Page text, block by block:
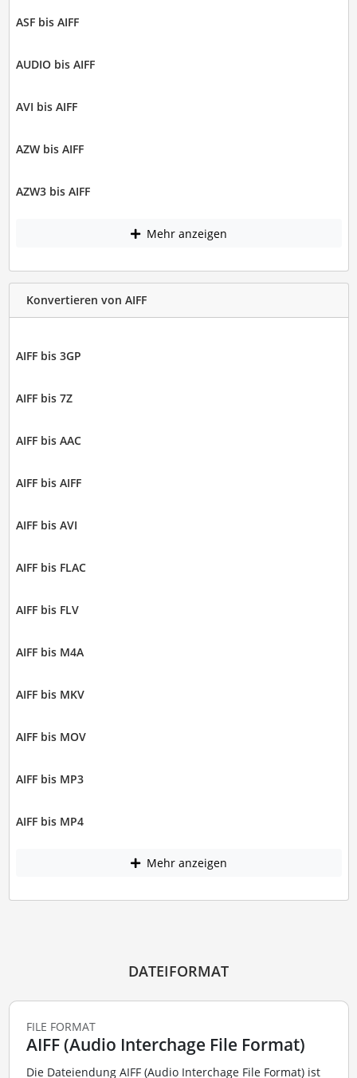
ASF bis AIFF
AUDIO bis AIFF
AVI bis AIFF
AZW bis AIFF
AZW3 bis AIFF
Mehr anzeigen
Konvertieren von AIFF
AIFF bis 3GP
AIFF bis 7Z
AIFF bis AAC
AIFF bis AIFF
AIFF bis AVI
AIFF bis FLAC
AIFF bis FLV
AIFF bis M4A
AIFF bis MKV
AIFF bis MOV
AIFF bis MP3
AIFF bis MP4
Mehr anzeigen
DATEIFORMAT
FILE FORMAT
AIFF (Audio Interchage File Format)
Die Dateiendung AIFF (Audio Interchage File Format) ist